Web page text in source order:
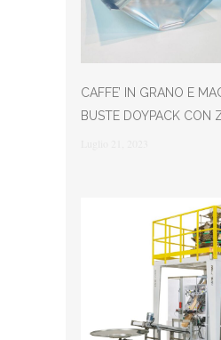
CAFFE’ IN GRANO E
BUSTE DOYPACK CON